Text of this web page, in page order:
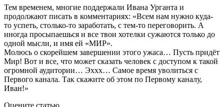
Тем временем, многие поддержали Ивана Урганта и
продолжают писать в комментариях: «Всем нам нужно куда-
то успеть, столько-то заработать, с тем-то переговорить. А
иногда просыпаешься и все твои хотелки сужаются только до
одной мысли, и имя ей «МИР».
Молюсь о скорейшем завершении этого ужаса… Пусть придёт
Мир! Вот и все, что может сказать человек с доступом к такой
огромной аудитории… Эххх… Самое время уволиться с
Первого канала. Так скажите об этом по Первому каналу,
Иван!»
Оцените статью